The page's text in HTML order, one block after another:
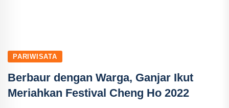
PARIWISATA
Berbaur dengan Warga, Ganjar Ikut
Meriahkan Festival Cheng Ho 2022